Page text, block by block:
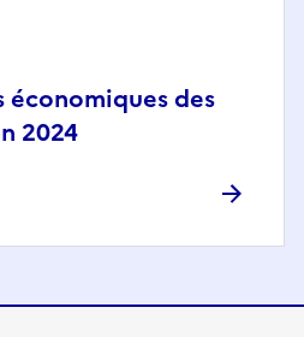
économiques des
2024